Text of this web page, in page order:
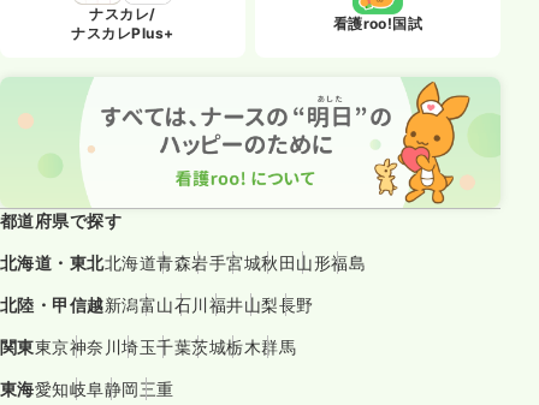
ナスカレ/
ナスカレPlus+
看護roo!国試
都道府県で探す
北海道・東北北海道青森岩手宮城秋田山形福島
北陸・甲信越新潟富山石川福井山梨長野
関東東京神奈川埼玉千葉茨城栃木群馬
東海愛知岐阜静岡三重